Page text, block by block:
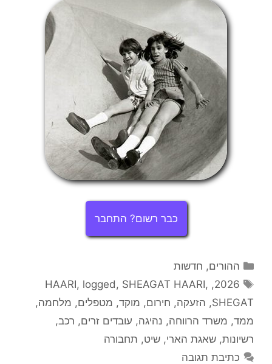
כבר רשום? התחבר
קטגוריות
ההורים, חדשות
תגיות
2026
,
HAARI, logged , SHEAGAT HAARI,
SHEGAT
, הזעקה, חירום, מוקד, מטפלים, מלחמה,
ממד, משרד הרווחה, נהיגה, עובדים זרים, רכב,
רשיונות, שאגת הארי, שיט, תחבורה
כתיבת תגובה